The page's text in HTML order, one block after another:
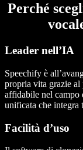
Perché
Leader nell’IA
Speechify è
propria vita grazie al
affidabile nel campo
unificata che integra
Facilità d’uso